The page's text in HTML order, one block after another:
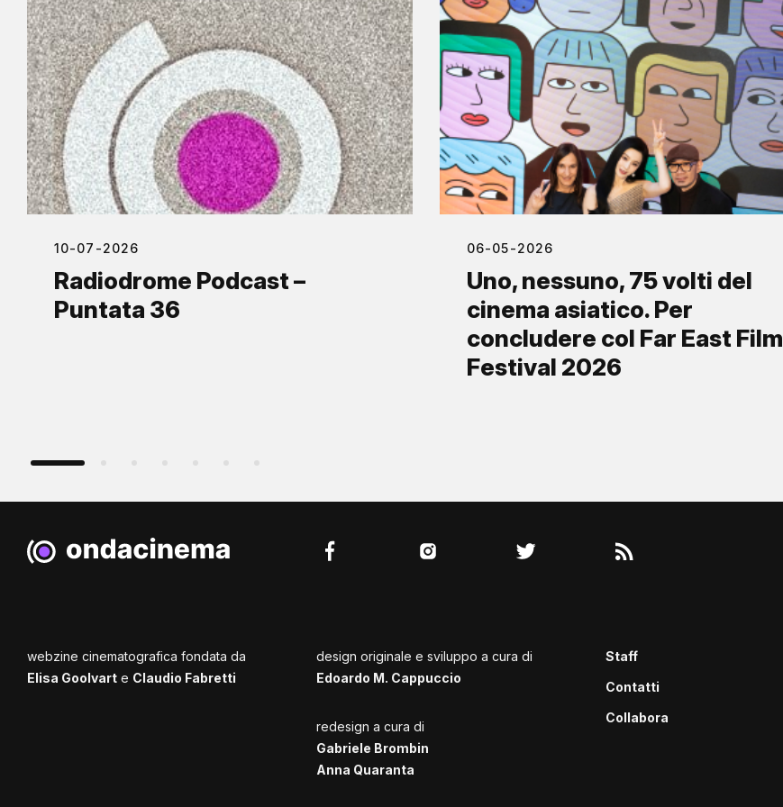
10-07-2026
Radiodrome Podcast –
Puntata 36
06-05-2026
Uno, nessuno, 75 volti del
cinema asiatico. Per
concludere col Far East Film
Festival 2026
webzine cinematografica fondata da
Elisa Goolvart e Claudio Fabretti
design originale e sviluppo a cura di
Edoardo M. Cappuccio
redesign a cura di
Gabriele Brombin
Anna Quaranta
Staff
Contatti
Collabora